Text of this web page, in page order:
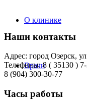
О клинике
Врачи
Наши контакты
Адрес: город Озерск,
Телефоны: 8 ( 35130 )
8 (904) 300-30-77
Часы работы